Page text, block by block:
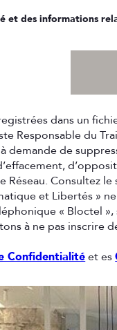
des informations
dans un
Responsable du
demande de
Consultez le
et Libertés »
« Bloctel
à ne pas inscrire
Confidentialitéet es